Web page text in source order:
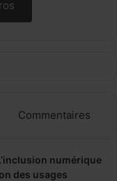
Commentaires
numérique
des usages